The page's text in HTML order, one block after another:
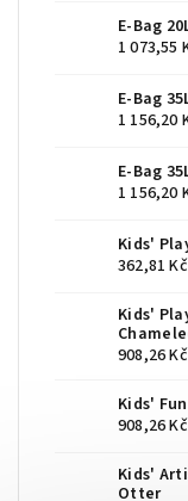
E-Bag
1 073,55
E-Bag
1 156,20
E-Bag
1 156,20
Kids'
362,81 Kč
Kids'
908,26 Kč
Kids'
908,26 Kč
Kids'
Otter